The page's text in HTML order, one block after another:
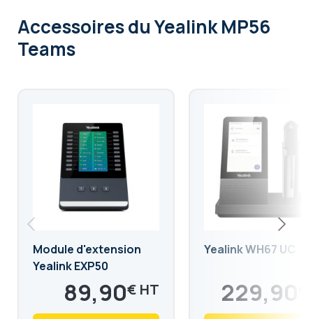
Accessoiresdu Yealink MP56
Teams
Module d'extension
Yealink EXP50
89,90€
107,88
Yealink WH67 UC
229,90
275,88